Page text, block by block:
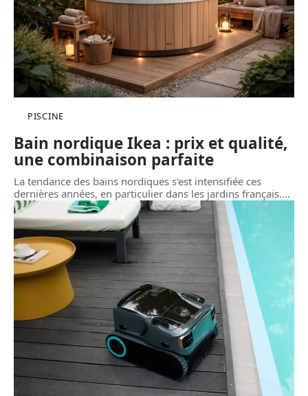
PISCINE
Bain nordique Ikea : prix et qualité,
une combinaison parfaite
La tendance des bains nordiques s'est intensifiée ces
dernières années, en particulier dans les jardins français.…